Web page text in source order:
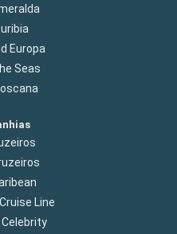
Europa
Seas
Line